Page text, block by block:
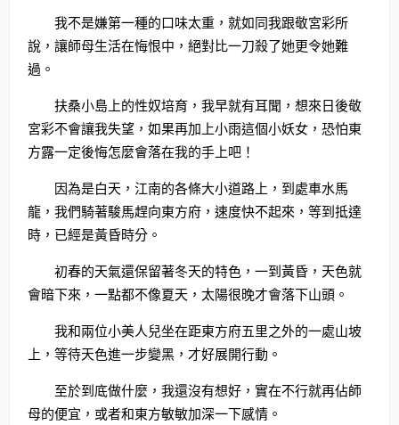
我不是嫌第一種的口味太重，就如同我跟敬宮彩所
說，讓師母生活在悔恨中，絕對比一刀殺了她更令她難
過。
扶桑小島上的性奴培育，我早就有耳聞，想來日後敬
宮彩不會讓我失望，如果再加上小雨這個小妖女，恐怕東
方露一定後悔怎麼會落在我的手上吧！
因為是白天，江南的各條大小道路上，到處車水馬
龍，我們騎著駿馬趕向東方府，速度快不起來，等到抵達
時，已經是黃昏時分。
初春的天氣還保留著冬天的特色，一到黃昏，天色就
會暗下來，一點都不像夏天，太陽很晚才會落下山頭。
我和兩位小美人兒坐在距東方府五里之外的一處山坡
上，等待天色進一步變黑，才好展開行動。
至於到底做什麼，我還沒有想好，實在不行就再佔師
母的便宜，或者和東方敏敏加深一下感情。